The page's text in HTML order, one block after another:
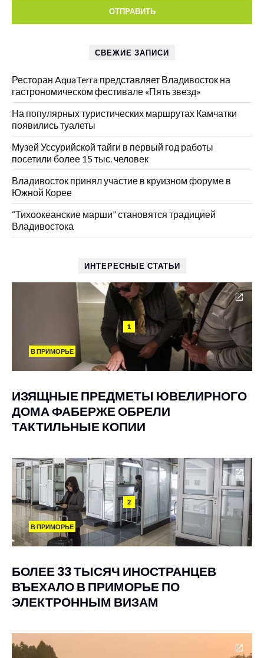
СВЕЖИЕ ЗАПИСИ
Ресторан AquaTerra представляет Владивосток на
гастрономическом фестивале «Пять звезд»
На популярных туристических маршрутах Камчатки
появились туалеты
Музей Уссурийской тайги в первый год работы
посетили более 15 тыс. человек
Владивосток принял участие в круизном форуме в
Южной Корее
“Тихоокеанские марши” становятся традицией
Владивостока
ИНТЕРЕСНЫЕ СТАТЬИ
1
В ПРИМОРЬЕ
ИЗЯЩНЫЕ ПРЕДМЕТЫ ЮВЕЛИРНОГО
ДОМА ФАБЕРЖЕ ОБРЕЛИ
ТАКТИЛЬНЫЕ КОПИИ
2
В ПРИМОРЬЕ
БОЛЕЕ 33 ТЫСЯЧ ИНОСТРАНЦЕВ
ВЪЕХАЛО В ПРИМОРЬЕ ПО
ЭЛЕКТРОННЫМ ВИЗАМ